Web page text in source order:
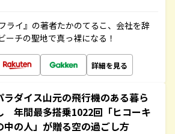
ライ』の著者たかのてるこ、会社を辞
ーチの聖地で真っ裸になる！
詳細を見る
ラダイス山元の飛行機のある暮ら
年間最多搭乗1022回「ヒコーキ
中の人」が贈る空の過ごし方